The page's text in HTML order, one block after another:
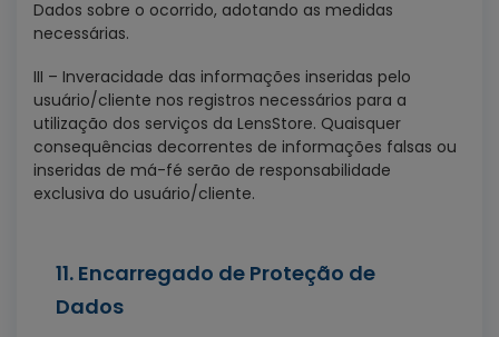
Dados sobre o ocorrido, adotando as medidas
necessárias.
III – Inveracidade das informações inseridas pelo
usuário/cliente nos registros necessários para a
utilização dos serviços da LensStore. Quaisquer
consequências decorrentes de informações falsas ou
inseridas de má-fé serão de responsabilidade
exclusiva do usuário/cliente.
11. Encarregado de Proteção de
Dados